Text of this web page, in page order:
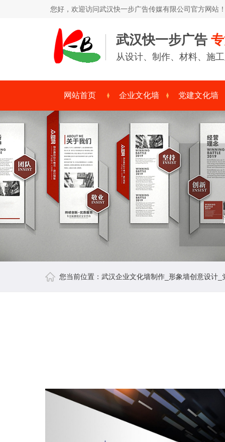
您好，欢迎访问武汉快一步广告传媒有限公司官方网站
武汉快一步广告
从设计、制作、材料、施
网站首页 企业文化墙 党建文化墙
您当前位置： 武汉企业文化墙制作_形象墙创意设计